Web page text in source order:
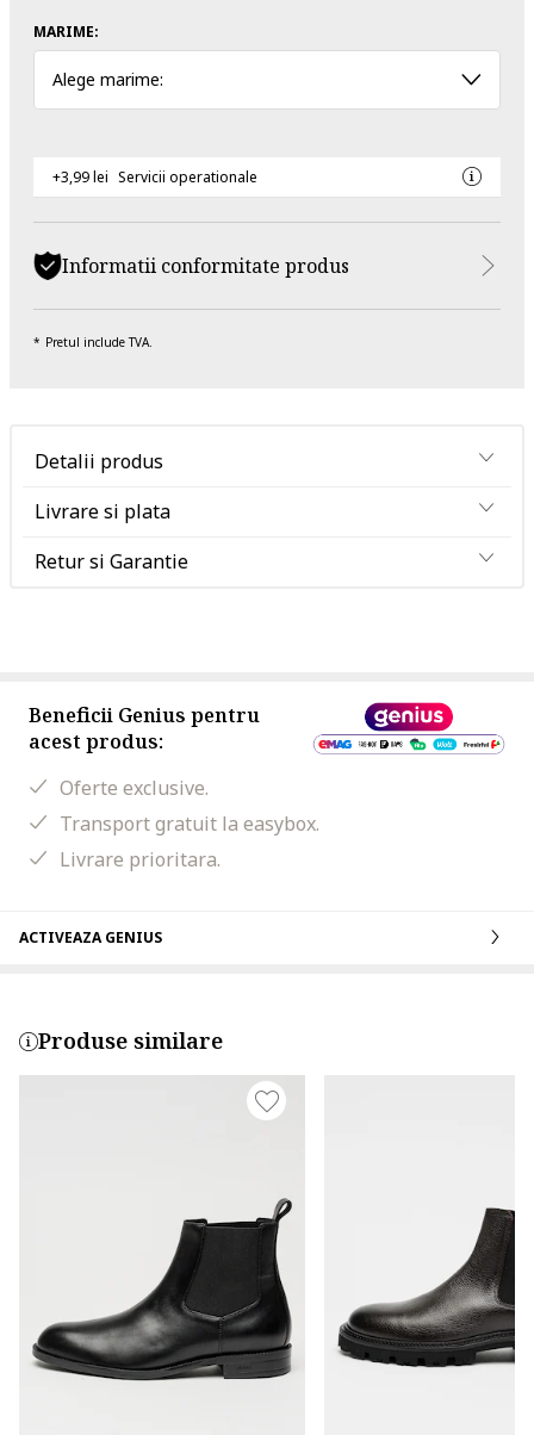
MARIME:
Alege marime:
+3,99 lei Servicii operationale
Informatii conformitate produs
Pretul include TVA.
Detalii produs
Livrare si plata
Retur si Garantie
Beneficii Genius pentru
acest produs:
Oferte exclusive.
Transport gratuit la easybox.
Livrare prioritara.
ACTIVEAZA GENIUS
Produse similare